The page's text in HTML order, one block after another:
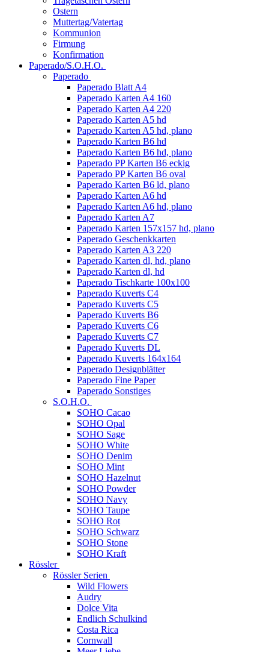
Ostern
Muttertag/Vatertag
Kommunion
Firmung
Konfirmation
Paperado/S.O.H.O.
Paperado
Paperado Blatt A4
Paperado Karten A4 160
Paperado Karten A4 220
Paperado Karten A5 hd
Paperado Karten A5 hd, plano
Paperado Karten B6 hd
Paperado Karten B6 hd, plano
Paperado PP Karten B6 eckig
Paperado PP Karten B6 oval
Paperado Karten B6 ld, plano
Paperado Karten A6 hd
Paperado Karten A6 hd, plano
Paperado Karten A7
Paperado Karten 157x157 hd, plano
Paperado Geschenkkarten
Paperado Karten A3 220
Paperado Karten dl, hd, plano
Paperado Karten dl, hd
Paperado Tischkarte 100x100
Paperado Kuverts C4
Paperado Kuverts C5
Paperado Kuverts B6
Paperado Kuverts C6
Paperado Kuverts C7
Paperado Kuverts DL
Paperado Kuverts 164x164
Paperado Designblätter
Paperado Fine Paper
Paperado Sonstiges
S.O.H.O.
SOHO Cacao
SOHO Opal
SOHO Sage
SOHO White
SOHO Denim
SOHO Mint
SOHO Hazelnut
SOHO Powder
SOHO Navy
SOHO Taupe
SOHO Rot
SOHO Schwarz
SOHO Stone
SOHO Kraft
Rössler
Rössler Serien
Wild Flowers
Audry
Dolce Vita
Endlich Schulkind
Costa Rica
Cornwall